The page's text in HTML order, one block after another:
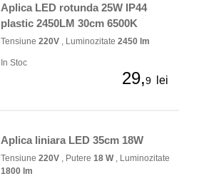
Aplica LED rotunda 25W IP44
plastic 2450LM 30cm 6500K
Tensiune 220V , Luminozitate 2450 lm
In Stoc
29,9 lei
Aplica liniara LED 35cm 18W
Tensiune 220V , Putere 18 W, Luminozitate
1800 lm